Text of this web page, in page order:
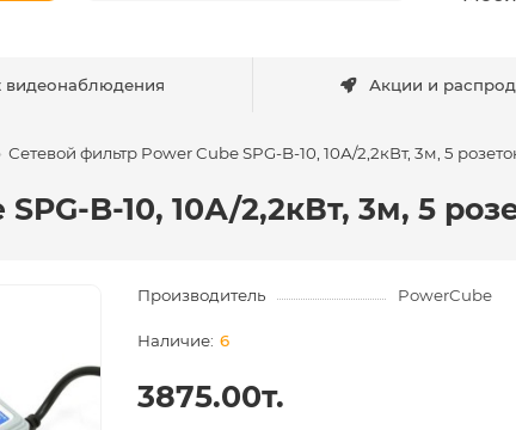
Акции и
Сетевой фильтр Power Cube SPG-B-10, 10А/2,2кВт, 3м, 5
B-10, 10А/2,2кВт, 3м, 5
Производитель PowerCube
6
3875.00т.